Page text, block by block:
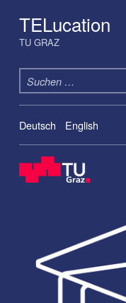
TELucation
TU GRAZ
Suchen nach:
Deutsch English